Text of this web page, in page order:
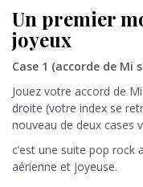
Un premier
joyeux
Case 1 (accorde de Mi
Jouez votre accord de
droite (votre index se
nouveau de deux cases
c’est une suite pop rock
aérienne et joyeuse.